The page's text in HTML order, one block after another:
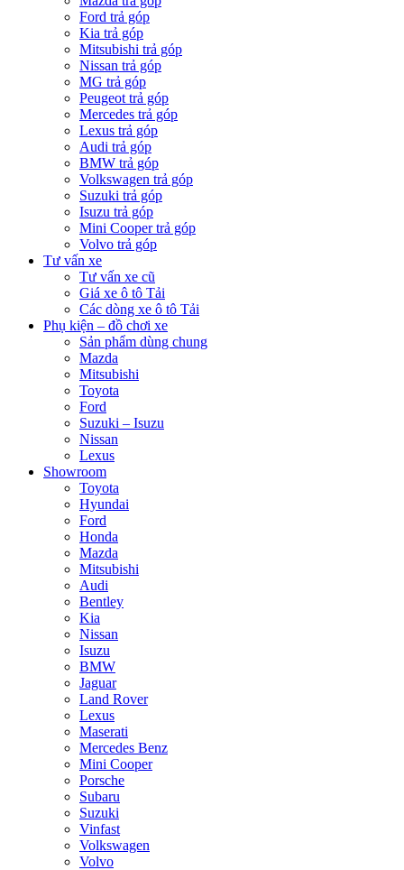
Ford trả góp
Kia trả góp
Mitsubishi trả góp
Nissan trả góp
MG trả góp
Peugeot trả góp
Mercedes trả góp
Lexus trả góp
Audi trả góp
BMW trả góp
Volkswagen trả góp
Suzuki trả góp
Isuzu trả góp
Mini Cooper trả góp
Volvo trả góp
Tư vấn xe
Tư vấn xe cũ
Giá xe ô tô Tải
Các dòng xe ô tô Tải
Phụ kiện – đồ chơi xe
Sản phẩm dùng chung
Mazda
Mitsubishi
Toyota
Ford
Suzuki – Isuzu
Nissan
Lexus
Showroom
Toyota
Hyundai
Ford
Honda
Mazda
Mitsubishi
Audi
Bentley
Kia
Nissan
Isuzu
BMW
Jaguar
Land Rover
Lexus
Maserati
Mercedes Benz
Mini Cooper
Porsche
Subaru
Suzuki
Vinfast
Volkswagen
Volvo